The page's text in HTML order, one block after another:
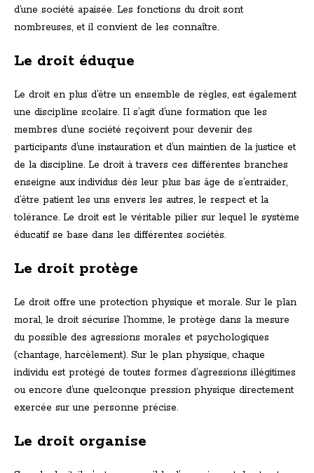
d’une société apaisée. Les fonctions du droit sont
nombreuses, et il convient de les connaître.
Le droit éduque
Le droit en plus d’être un ensemble de règles, est également
une discipline scolaire. Il s’agit d’une formation que les
membres d’une société reçoivent pour devenir des
participants d’une instauration et d’un maintien de la justice et
de la discipline. Le droit à travers ces différentes branches
enseigne aux individus dès leur plus bas âge de s’entraider,
d’être patient les uns envers les autres, le respect et la
tolérance. Le droit est le véritable pilier sur lequel le système
éducatif se base dans les différentes sociétés.
Le droit protège
Le droit offre une protection physique et morale. Sur le plan
moral, le droit sécurise l’homme, le protège dans la mesure
du possible des agressions morales et psychologiques
(chantage, harcèlement). Sur le plan physique, chaque
individu est protégé de toutes formes d’agressions illégitimes
ou encore d’une quelconque pression physique directement
exercée sur une personne précise.
Le droit organise